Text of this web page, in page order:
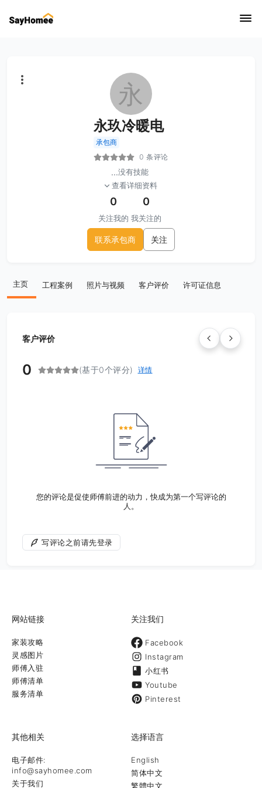
永
永玖冷暖电
承包商
0 条评论
...没有技能
查看详细资料
0
关注我的
0
我关注的
联系承包商 关注
主页 工程案例 照片与视频 客户评价 许可证信息
客户评价
0 (基于0个评分) 详情
您的评论是促使师傅前进的动力，快成为第一个写评论的
人。
写评论之前请先登录
网站链接
家装攻略
灵感图片
师傅入驻
师傅清单
服务清单
关注我们
Facebook
Instagram
小红书
Youtube
Pinterest
其他相关
电子邮件:
info@sayhomee.com
关于我们
选择语言
English
简体中文
繁體中文